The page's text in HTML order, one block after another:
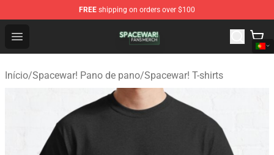
FREE shipping on orders over $100
Open menu
Spacewar! Shop - Official Spacewar! Merchandise Store
Início/Spacewar! Pano de pano/Spacewar! T-shirts